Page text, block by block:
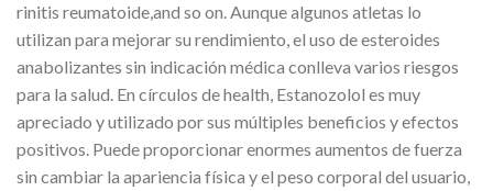
rinitis reumatoide,and so on. Aunque algunos atletas lo
utilizan para mejorar su rendimiento, el uso de esteroides
anabolizantes sin indicación médica conlleva varios riesgos
para la salud. En círculos de health, Estanozolol es muy
apreciado y utilizado por sus múltiples beneficios y efectos
positivos. Puede proporcionar enormes aumentos de fuerza
sin cambiar la apariencia física y el peso corporal del usuario,